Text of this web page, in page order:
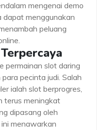
mengenai demo
menggunakan
peluang
permainan slot daring
pecinta judi. Salah
ialah slot berprogres,
terus meningkat
dipasang oleh
menawarkan